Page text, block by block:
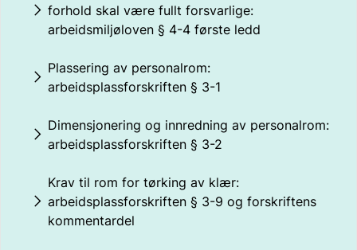
forhold skal være fullt forsvarlige:
arbeidsmiljøloven § 4-4 første ledd
Plassering av personalrom:
arbeidsplassforskriften § 3-1
Dimensjonering og innredning av personalrom:
arbeidsplassforskriften § 3-2
Krav til rom for tørking av klær:
arbeidsplassforskriften § 3-9 og forskriftens
kommentardel